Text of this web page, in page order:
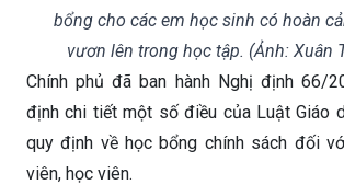
Phó Chủ tịch nước Võ Thị Ánh Xuân
bổng cho các em học sinh có hoàn
vươn lên trong học tập. (Ảnh: Xuân
Chính phủ đã ban hành Nghị định 66/